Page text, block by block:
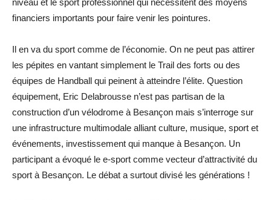
financiers importants pour faire venir les pointures.
Il en va du sport comme de l’économie. On ne peut pas attirer
les pépites en vantant simplement le Trail des forts ou des
équipes de Handball qui peinent à atteindre l’élite. Question
équipement, Eric Delabrousse n’est pas partisan de la
construction d’un vélodrome à Besançon mais s’interroge sur
une infrastructure multimodale alliant culture, musique, sport et
événements, investissement qui manque à Besançon. Un
participant a évoqué le e-sport comme vecteur d’attractivité du
sport à Besançon. Le débat a surtout divisé les générations !